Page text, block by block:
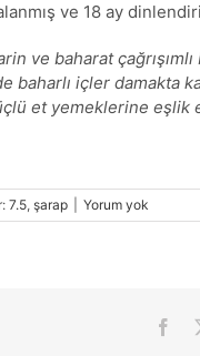
ve 18 ay
ve baharat
baharlı içler damakta
et yemeklerine eşlik
7.5, şarap Yorum yok